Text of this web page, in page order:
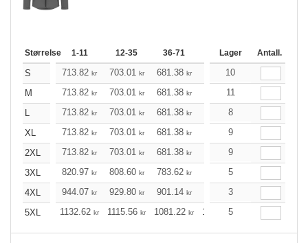
Størrelse 1-11 12-35 36-71 72-143 144-287
Lager Antall.
S 713.82 kr 703.01 kr 681.38 kr 648.93kr
10
M
713.82 kr 703.01 kr 681.38 kr 648.93kr
11
L
713.82 kr 703.01 kr 681.38 kr 648.93
8
XL
713.82 kr 703.01 kr 681.38 kr 648.93
9
2XL
713.82 kr 703.01 kr 681.38 kr 648.93
9
3XL
820.97 kr 808.60 kr 783.62 kr 746.38
5
4XL
944.07 kr 929.80 kr 901.14 kr 858.22
3
5XL
1132.62 kr 1115.56 kr 1081.22 kr 1029.70
5